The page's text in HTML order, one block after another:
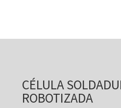
CÉLULA
ROBOTIZADA